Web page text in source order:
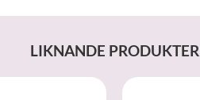
LIKNANDE PRODUKTER